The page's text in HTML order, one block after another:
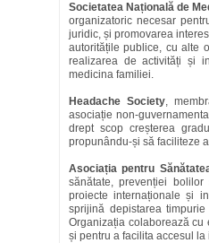
Societatea Națională de
organizatoric necesar
juridic, și promovarea
autoritățile publice, cu alte
realizarea de activități și
medicina familiei.
Headache Society,
asociație non-
drept scop creșterea
propunându-și să faciliteze
Asociația pentru
sănătate, prevenției
proiecte internaționale și
sprijină depistarea
Organizația colaborează cu
și pentru a facilita accesul